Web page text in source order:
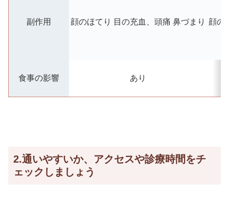
副作用 顔のほてり 目の充血、頭痛 鼻づまり 顔の
食事の影響 あり
2.通いやすいか、アクセスや診療時間をチ
ェックしましょう